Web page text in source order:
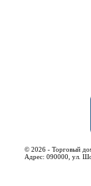
© 2026 - Торговый
Адрес: 090000, ул.